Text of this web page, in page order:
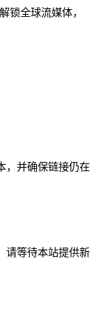
锁全球流媒体，
，并确保链接仍在
请等待本站提供新